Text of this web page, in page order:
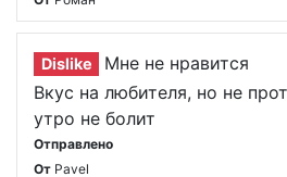
Dislike
Мне не нравится
Вкус на любителя, но не
утро не болит
Отправлено
От Pavel